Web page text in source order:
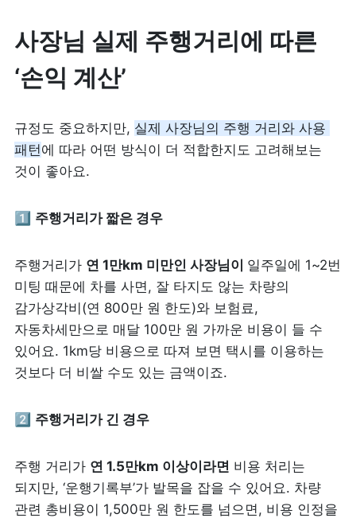
사장님 실제 주행거리에 따른
‘손익 계산’
규정도 중요하지만, 실제 사장님의 주행 거리와 사용
패턴에 따라 어떤 방식이 더 적합한지도 고려해보는
것이 좋아요.
1️⃣ 주행거리가 짧은 경우
주행거리가 연 1만km 미만인 사장님이 일주일에 1~2번
미팅 때문에 차를 사면, 잘 타지도 않는 차량의
감가상각비(연 800만 원 한도)와 보험료,
자동차세만으로 매달 100만 원 가까운 비용이 들 수
있어요. 1km당 비용으로 따져 보면 택시를 이용하는
것보다 더 비쌀 수도 있는 금액이죠.
2️⃣ 주행거리가 긴 경우
주행 거리가 연 1.5만km 이상이라면 비용 처리는
되지만, ‘운행기록부’가 발목을 잡을 수 있어요. 차량
관련 총비용이 1,500만 원 한도를 넘으면, 비용 인정을